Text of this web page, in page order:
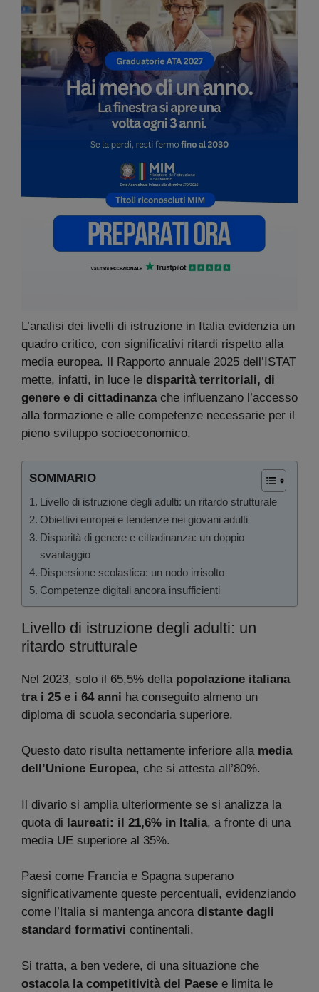
L’analisi dei livelli di istruzione in Italia evidenzia un
quadro critico, con significativi ritardi rispetto alla
media europea. Il Rapporto annuale 2025 dell’ISTAT
mette, infatti, in luce le disparità territoriali, di
genere e di cittadinanzache influenzano l’accesso
alla formazione e alle competenze necessarie per il
pieno sviluppo socioeconomico.
SOMMARIO
Livello di istruzione degli adulti: un ritardo strutturale
Obiettivi europei e tendenze nei giovani adulti
Disparità di genere e cittadinanza: un doppio
svantaggio
Dispersione scolastica: un nodo irrisolto
Competenze digitali ancora insufficienti
Livello di istruzione degli adulti: un
ritardo strutturale
Nel 2023, solo il 65,5% della popolazione italiana
tra i 25 e i 64 anni ha conseguito almeno un
diploma di scuola secondaria superiore.
Questo dato risulta nettamente inferiore alla media
dell’Unione Europea, che si attesta all’80%.
Il divario si amplia ulteriormente se si analizza la
quota di laureati: il 21,6% in Italia, a fronte di una
media UE superiore al 35%.
Paesi come Francia e Spagna superano
significativamente queste percentuali, evidenziando
come l’Italia si mantenga ancora distante dagli
standard formativi continentali.
Si tratta, a ben vedere, di una situazione che
ostacola la competitività del Paese e limita le